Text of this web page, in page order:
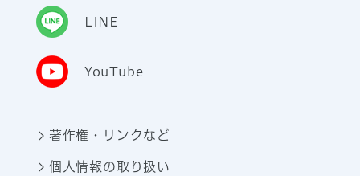
LINE
YouTube
著作権・リンクなど
個人情報の取り扱い